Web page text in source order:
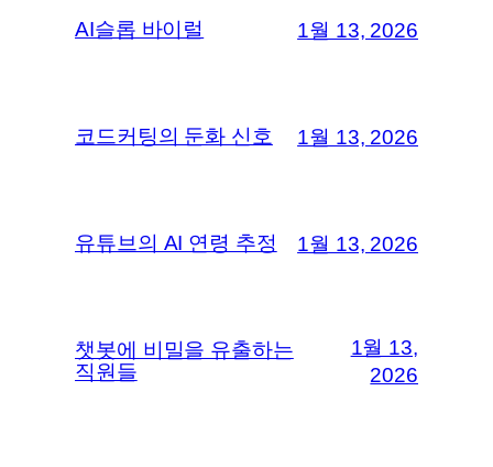
AI슬롭 바이럴 1월 13, 2026
코드커팅의 둔화 신호 1월 13, 2026
유튜브의 AI 연령 추정 1월 13, 2026
챗봇에 비밀을 유출하는
직원들
1월 13,
2026